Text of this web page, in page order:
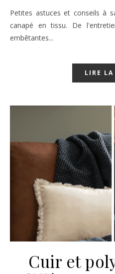
Petites astuces et conseils à savoir lorsque l'on possède un
canapé en tissu. De
embêtantes...
LIRE LA
Cuir et